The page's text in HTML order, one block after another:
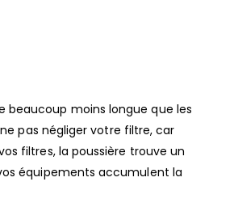
beaucoup moins longue que les
pas négliger votre filtre, car
filtres, la poussière trouve un
équipements accumulent la